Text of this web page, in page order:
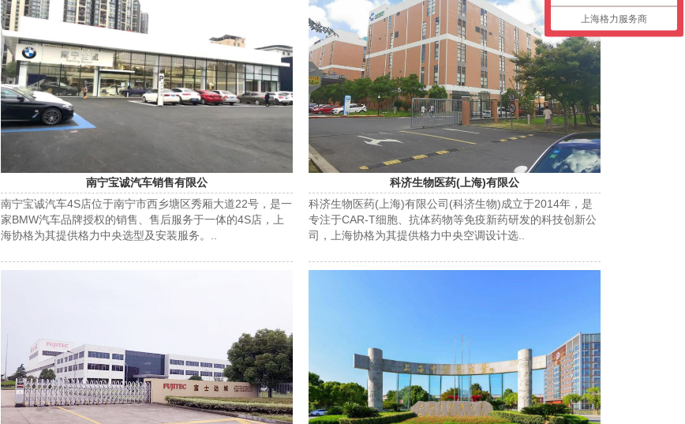
南宁宝诚汽车销售有限公
南宁宝诚汽车4S店位于南宁市西乡塘区秀厢大道22号，是一
家BMW汽车品牌授权的销售、售后服务于一体的4S店，上
海协格为其提供格力中央选型及安装服务。..
科济生物医药(上海)有限公
科济生物医药(上海)有限公司(科济生物)成立于2014年，是
专注于CAR-T细胞、抗体药物等免疫新药研发的科技创新公
司，上海协格为其提供格力中央空调设计选..
上海格力服务商